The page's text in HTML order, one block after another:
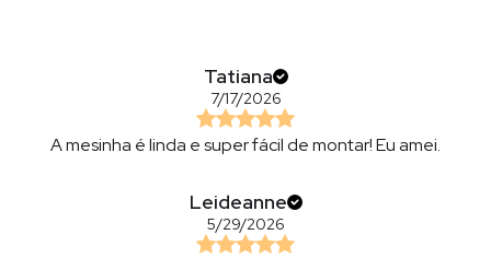
Tatiana
7/17/2026
A mesinha é linda e super fácil de montar! Eu amei.
Leideanne
5/29/2026